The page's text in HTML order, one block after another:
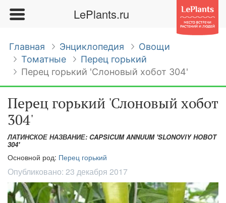
LePlants.ru
Главная Энциклопедия
Овощи
Томатные
Перец горький
Перец горький 'Слоновый хобот 304'
Перец горький 'Слоновый хобот
304'
ЛАТИНСКОЕ НАЗВАНИЕ: CAPSICUM ANNUUM 'SLONOVIY HOBOT
304'
Основной род: Перец горький
Опубликовано: 23 декабря 2017